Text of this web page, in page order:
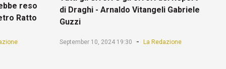
reso
Ratto
di Draghi - Arnaldo Vitangeli Gabriele
Guzzi
September 10, 2024 19:30 - La Redazione